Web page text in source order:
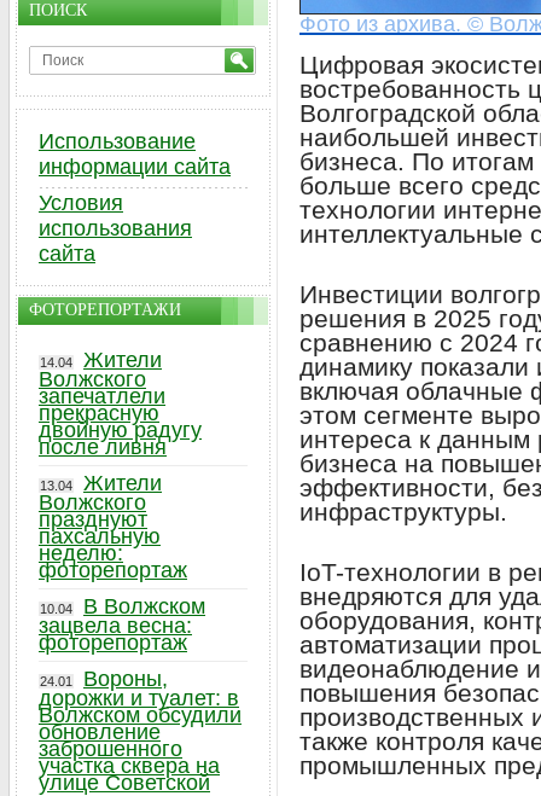
Фото из архива. ©
Цифровая
востребованность
Волгоградской
наибольшей
бизнеса. По
больше всего
технологии
интеллектуальные
Инвестиции
решения в 2025
сравнению с 2024
динамику
включая облачные
этом сегменте
интереса к
бизнеса на
эффективности,
инфраструктуры.
IoT-технологии в
внедряются для
оборудования,
автоматизации
видеонаблюдение
повышения
производственных
также контроля
промышленных
ПОИСК
Использование
информации сайта
Условия
использования
сайта
ФОТОРЕПОРТАЖИ
14.04
Жители
Волжского
запечатлели
прекрасную
двойную радугу
после ливня
13.04
Жители
Волжского
празднуют
пахсальную
неделю:
фоторепортаж
10.04
В Волжском
зацвела весна:
фоторепортаж
24.01
Вороны,
дорожки и туалет: в
Волжском обсудили
обновление
заброшенного
участка сквера на
улице Советской